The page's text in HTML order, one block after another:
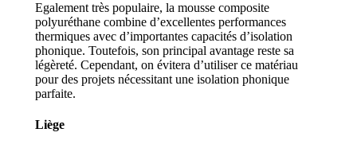
Egalement très populaire, la mousse composite
polyuréthane combine d’excellentes performances
thermiques avec d’importantes capacités d’isolation
phonique. Toutefois, son principal avantage reste sa
légèreté. Cependant, on évitera d’utiliser ce matériau
pour des projets nécessitant une isolation phonique
parfaite.
Liège